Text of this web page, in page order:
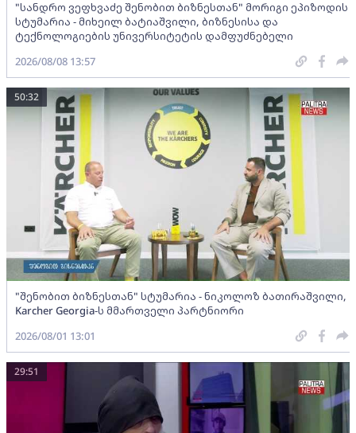
"სანდრო ვეფხვაძე შენობით ბიზნესთან" მორიგი ეპიზოდის
სტუმარია - მიხეილ ბატიაშვილი, ბიზნესისა და
ტექნოლოგიების უნივერსიტეტის დამფუძნებელი
2026/08/08 13:57
"შენობით ბიზნესთან" სტუმარია - ნიკოლოზ ბათირაშვილი,
Karcher Georgia-ს მმართველი პარტნიორი
50:32
2026/08/01 13:01
29:51